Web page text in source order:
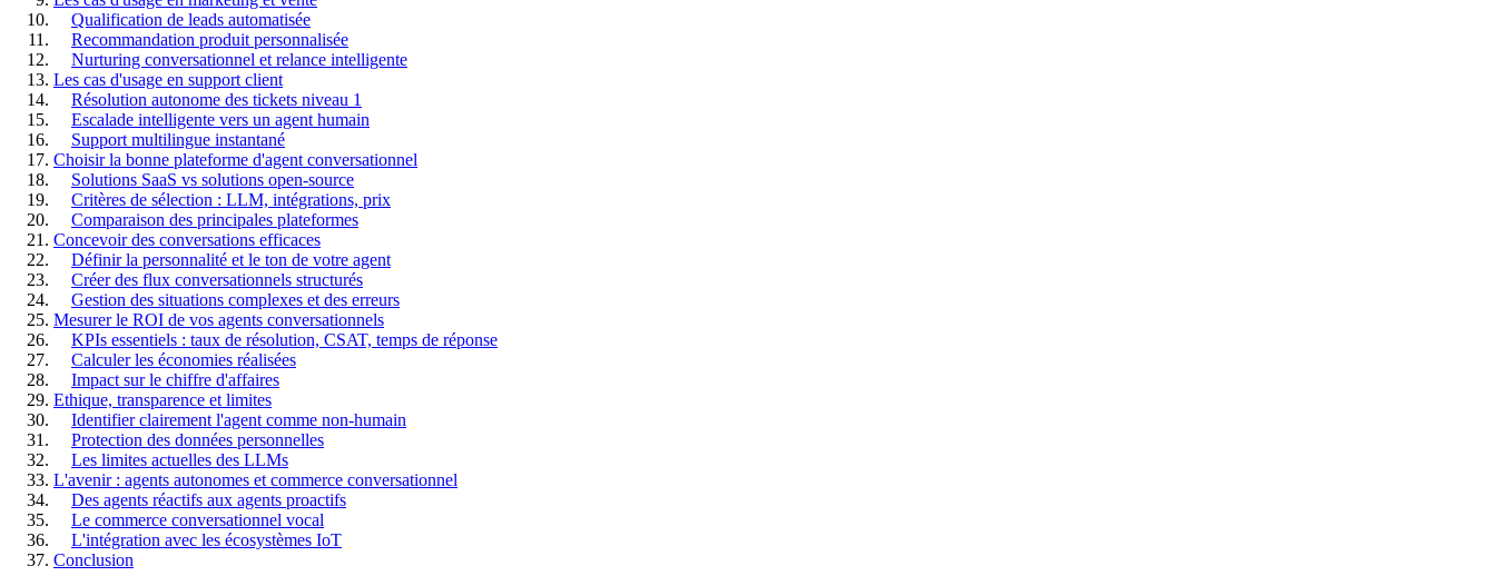
Qualification de leads automatisée
Recommandation produit personnalisée
Nurturing conversationnel et relance intelligente
Les cas d'usage en support client
Résolution autonome des tickets niveau 1
Escalade intelligente vers un agent humain
Support multilingue instantané
Choisir la bonne plateforme d'agent conversationnel
Solutions SaaS vs solutions open-source
Critères de sélection : LLM, intégrations, prix
Comparaison des principales plateformes
Concevoir des conversations efficaces
Définir la personnalité et le ton de votre agent
Créer des flux conversationnels structurés
Gestion des situations complexes et des erreurs
Mesurer le ROI de vos agents conversationnels
KPIs essentiels : taux de résolution, CSAT, temps de réponse
Calculer les économies réalisées
Impact sur le chiffre d'affaires
Ethique, transparence et limites
Identifier clairement l'agent comme non-humain
Protection des données personnelles
Les limites actuelles des LLMs
L'avenir : agents autonomes et commerce conversationnel
Des agents réactifs aux agents proactifs
Le commerce conversationnel vocal
L'intégration avec les écosystèmes IoT
Conclusion